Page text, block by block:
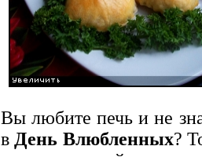
Вы любите печь и не
вДень Влюбленных?